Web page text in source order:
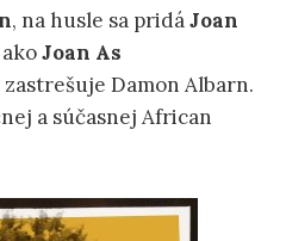
, na husle sa pridáJoan
Joan As
zastrešuje Damon Albarn.
a súčasnej African